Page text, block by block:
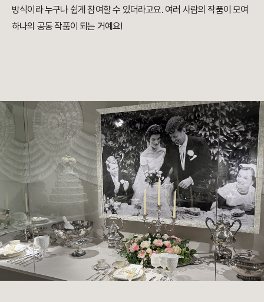
방식이라 누구나 쉽게 참여할 수 있더라고요. 여러 사람의 작품이 모여
하나의 공동 작품이 되는 거예요!